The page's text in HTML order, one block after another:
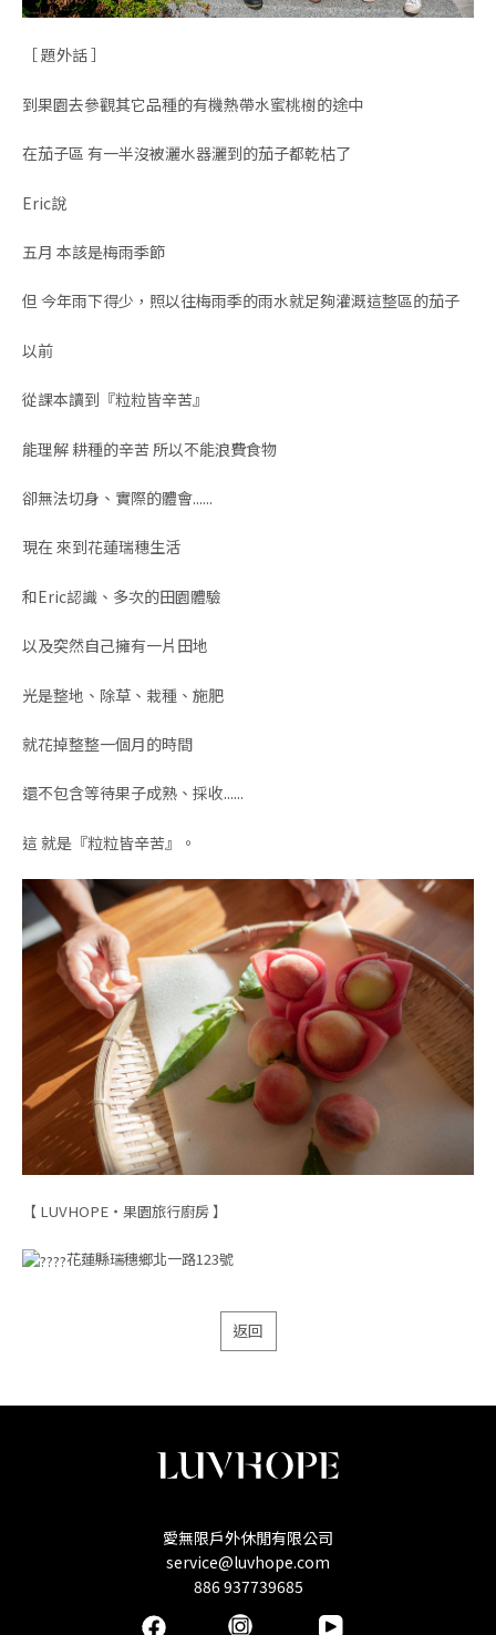
［ 題外話 ］
到果園去參觀其它品種的有機熱帶水蜜桃樹的途中
在茄子區 有一半沒被灑水器灑到的茄子都乾枯了
Eric說
五月 本該是梅雨季節
但 今年雨下得少，照以往梅雨季的雨水就足夠灌溉這整區的茄子
以前
從課本讀到『粒粒皆辛苦』
能理解 耕種的辛苦 所以不能浪費食物
卻無法切身、實際的體會......
現在 來到花蓮瑞穗生活
和Eric認識、多次的田園體驗
以及突然自己擁有一片田地
光是整地、除草、栽種、施肥
就花掉整整一個月的時間
還不包含等待果子成熟、採收......
這 就是『粒粒皆辛苦』。
【 LUVHOPE・果園旅行廚房 】
花蓮縣瑞穗鄉北一路123號
返回
愛無限戶外休閒有限公司
service@luvhope.com
886 937739685